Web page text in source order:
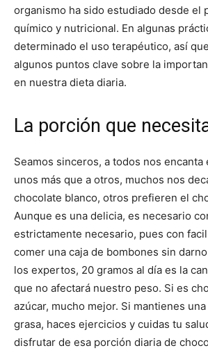
organismo ha sido estudiado desde el
químico y nutricional. En algunas
determinado el uso terapéutico, así
algunos puntos clave sobre la
en nuestra dieta diaria.
La porción que
Seamos sinceros, a todos nos encanta
unos más que a otros, muchos nos
chocolate blanco, otros prefieren el
Aunque es una delicia, es necesario
estrictamente necesario, pues con
comer una caja de bombones sin
los expertos, 20 gramos al día es la
que no afectará nuestro peso. Si es
azúcar, mucho mejor. Si mantienes
grasa, haces ejercicios y cuidas tu
disfrutar de esa porción diaria de